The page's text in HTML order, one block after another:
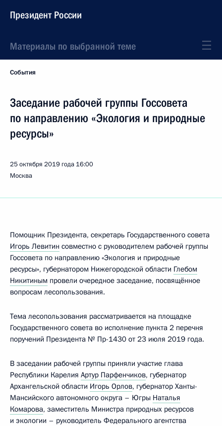
Президент России
Материалы по выбранной теме
События
Заседание рабочей группы Госсовета
по направлению «Экология и природные
ресурсы»
25 октября 2019 года 16:00
Москва
Помощник Президента, секретарь Государственного совета
Игорь Левитин совместно с руководителем рабочей группы
Госсовета по направлению «Экология и природные
ресурсы», губернатором Нижегородской области Глебом
Никитиным провели очередное заседание, посвящённое
вопросам лесопользования.
Тема лесопользования рассматривается на площадке
Государственного совета во исполнение пункта 2 перечня
поручений Президента № Пр-1430 от 23 июля 2019 года.
В заседании рабочей группы приняли участие глава
Республики Карелия Артур Парфенчиков, губернатор
Архангельской области Игорь Орлов, губернатор Ханты-
Мансийского автономного округа – Югры Наталья
Комарова, заместитель Министра природных ресурсов
и экологии – руководитель Федерального агентства